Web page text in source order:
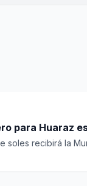
para Huaraz
soles recibirá la